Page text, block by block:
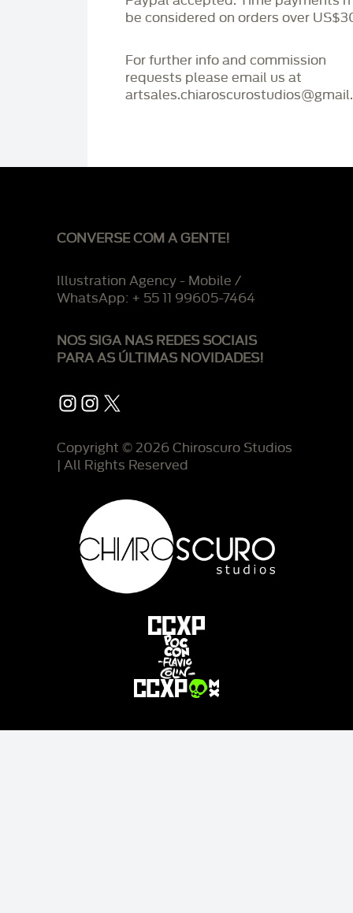
be considered on orders over
For further info and commission
requests please email us at
CONVERSE COM A GENTE!
Illustration Agency - Mobile /
WhatsApp: + 55 11 99605-7464
NOS SIGA NAS REDES SOCIAIS
PARA AS ÚLTIMAS NOVIDADES!
Instagram
Instagram
X
Copyright © 2026 Chiroscuro Studios
| All Rights Reserved